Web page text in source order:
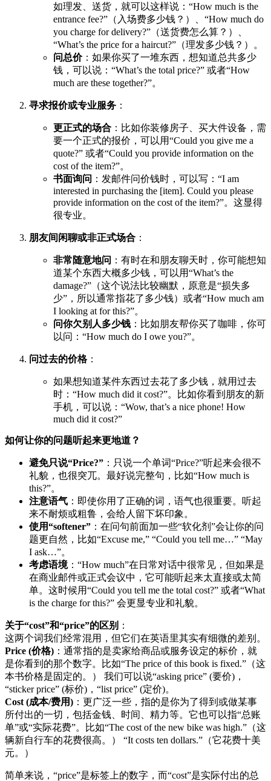
如理发、送货，就可以这样说：“How much is the
entrance fee?”（入场费多少钱？）、“How much do
you charge for delivery?”（送货费怎么算？）、
“What’s the price for a haircut?”（理发多少钱？）。
问总价：如果你买了一堆东西，想知道总共多少
钱，可以说：“What’s the total price?” 或者“How
much are these together?”。
寻求报价或专业服务 ：
更正式的场合 ：比如你装修房子、买大件设备，需
要一个正式的报价，可以用“Could you give me a
quote?” 或者“Could you provide information on the
cost of the item?”。
书面询问 ：发邮件问价钱时，可以写：“I am
interested in purchasing the [item]. Could you please
provide information on the cost of the item?”。这显得
很专业。
朋友间闲聊或非正式场合 ：
非常随意地问 ：有时在和朋友聊天时，你可能想知
道某个东西大概多少钱，可以用“What’s the
damage?”（这个说法比较幽默，原意是“损失多
少”，所以通常指花了多少钱）或者“How much am
I looking at for this?”。
问你欠别人多少钱 ：比如朋友帮你买了咖啡，你可
以问：“How much do I owe you?”。
问过去的价格：
如果想知道某件东西过去花了多少钱，就用过去
时：“How much did it cost?”。比如你看到朋友的新
手机，可以说：“Wow, that’s a nice phone! How
much did it cost?”
如何让你的问题听起来更地道？
避免只说“Price?” ：只说一个单词“Price?”听起来会很不
礼貌，也很突兀。最好说完整句，比如“How much is
this?”。
注意语气 ：即使你用了正确的词，语气也很重要。听起
来不耐烦或粗鲁，会给人留下坏印象。
使用“softener” ：在问句前面加一些“软化剂”会让你的问
题更自然，比如“Excuse me,” “Could you tell me…” “May
I ask…”。
考虑语境：“How much”在日常对话中很常见，但如果是
在商业邮件或正式会议中，它可能听起来太直接或太简
单。这时候用“Could you tell me the total cost?” 或者“What
is the charge for this?” 会更显专业和礼貌。
关于“cost”和“price”的区别 ：
这两个词我们经常混用，但它们在英语里其实有细微的差别。
Price (价格) ：通常指的是卖家给商品或服务设定的标价，就
是你看到的那个数字。比如“The price of this book is fixed.”（这
本书价格是固定的。） 我们可以说“asking price” (要价)，
“sticker price” (标价)，“list price” (定价)。
Cost (成本/费用) ：更广泛一些，指的是你为了得到或做某事
所付出的一切，包括金钱、时间、精力等。它也可以指“总账
单”或“实际花费”。比如“The cost of the new bike was high.”（这
辆新自行车的花费很高。） “It costs ten dollars.”（它花费十美
元。）
简单来说，“price”是标签上的数字，而“cost”是实际付出的总